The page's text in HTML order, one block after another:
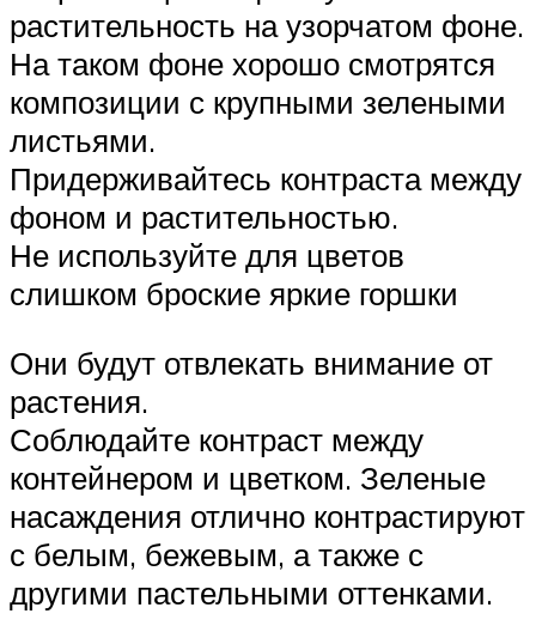
растительность на узорчатом фоне.
На таком фоне хорошо смотрятся
композиции с крупными зелеными
листьями.
Придерживайтесь контраста между
фоном и растительностью.
Не используйте для цветов
слишком броские яркие горшки
Они будут отвлекать внимание от
растения.
Соблюдайте контраст между
контейнером и цветком. Зеленые
насаждения отлично контрастируют
с белым, бежевым, а также с
другими пастельными оттенками.